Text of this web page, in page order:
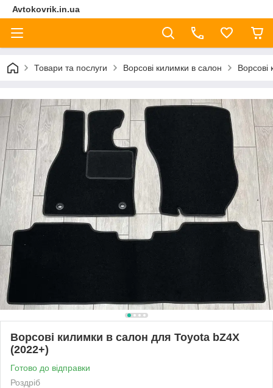
Avtokovrik.in.ua
Товари та послуги Ворсові килимки в салон Ворсові
Ворсові килимки в салон для Toyota bZ4X
(2022+)
Готово до відправки
Роздріб